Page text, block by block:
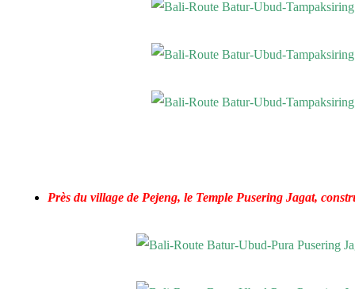
Près du village de Pejeng, le Temple Pusering Jagat,